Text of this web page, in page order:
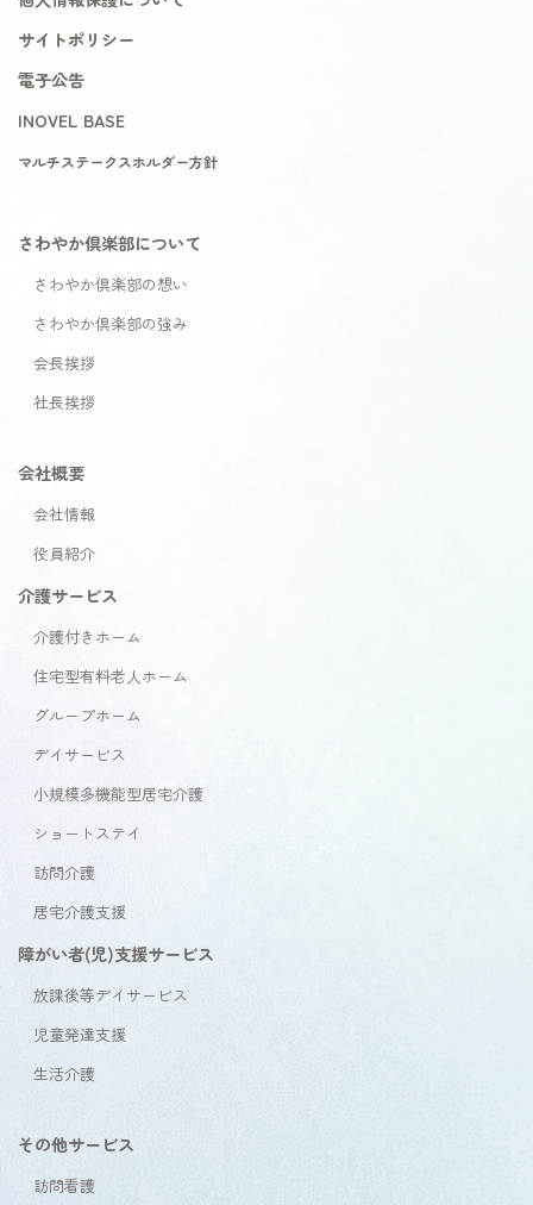
サイトポリシー
電子公告
INOVEL BASE
マルチステークスホルダー方針
さわやか倶楽部について
さわやか倶楽部の想い
さわやか倶楽部の強み
会長挨拶
社長挨拶
会社概要
会社情報
役員紹介
介護サービス
介護付きホーム
住宅型有料老人ホーム
グループホーム
デイサービス
小規模多機能型居宅介護
ショートステイ
訪問介護
居宅介護支援
障がい者(児)支援サービス
放課後等デイサービス
児童発達支援
生活介護
その他サービス
訪問看護